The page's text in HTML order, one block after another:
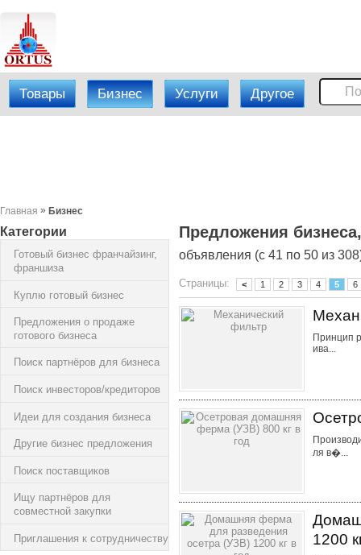
Товары Бизнес Услуги Другое
Главная » Бизнес
Категории
Готовый бизнес франчайзинг,
франшиза
Куплю готовый бизнес
Предложения о продаже
готового бизнеса
Поиск партнёров для бизнеса
Поиск инвесторов/кредиторов
Идеи для создания бизнеса
Другие бизнес предложения
Поиск поставщиков
Ищу партнёров для
совместной закупки
Приглашения к сотрудничеству
Предложения
объявления (с 41 по 50 из
Страницы: < 1 2 3 4 5 6
Принцип
ива...
ля в�...
1200